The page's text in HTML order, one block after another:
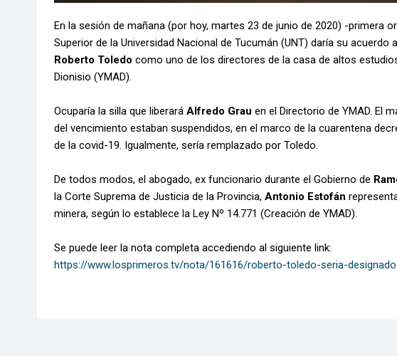
En la sesión de mañana (por hoy, martes 23 de junio de 2020) -primera
Superior de la Universidad Nacional de Tucumán (UNT) daría su acuerdo
Roberto Toledo como uno de los directores de la casa de altos
Dionisio (YMAD).
Ocuparía la silla que liberará Alfredo Grau en el Directorio de YMAD. El
del vencimiento estaban suspendidos, en el marco de la cuarentena
de la covid-19. Igualmente, sería remplazado por Toledo.
De todos modos, el abogado, ex funcionario durante el Gobierno de
la Corte Suprema de Justicia de la Provincia, Antonio Estofán
minera, según lo establece la Ley Nº 14.771 (Creación de YMAD).
Se puede leer la nota completa accediendo al siguiente link:
https://www.losprimeros.tv/nota/161616/roberto-toledo-seria-